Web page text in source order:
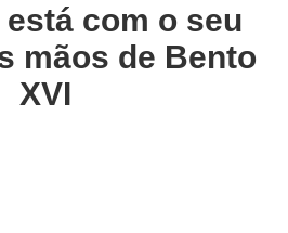
com o seu
mãos de Bento
XVI